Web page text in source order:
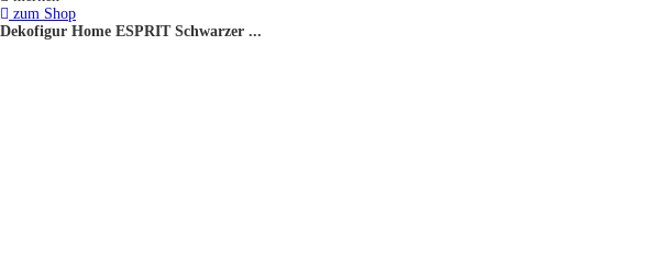
zum Shop
Dekofigur Home ESPRIT Schwarzer ...